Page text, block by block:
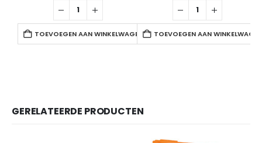
TOEVOEGEN AAN WINKELWAGEN TOEVOEGEN AAN
GERELATEERDE PRODUCTEN